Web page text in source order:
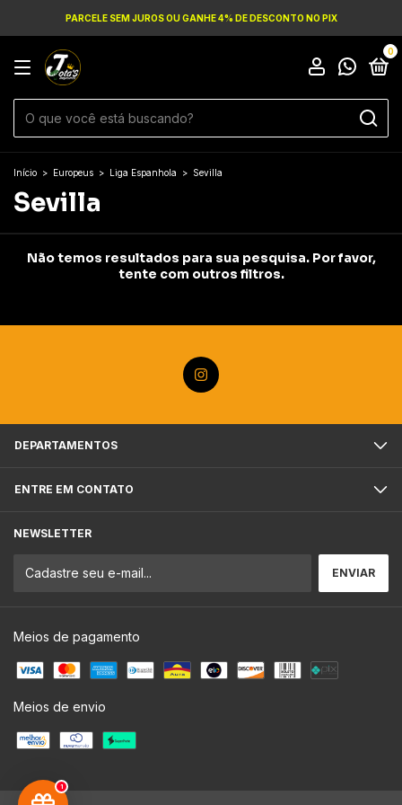
1
PARCELE SEM JUROS OU GANHE 4% DE DESCONTO NO PIX
0
Início > Europeus > Liga Espanhola > Sevilla
Sevilla
Não temos resultados para sua pesquisa. Por favor,
tente com outros filtros.
DEPARTAMENTOS
ENTRE EM CONTATO
NEWSLETTER
Meios de pagamento
Meios de envio